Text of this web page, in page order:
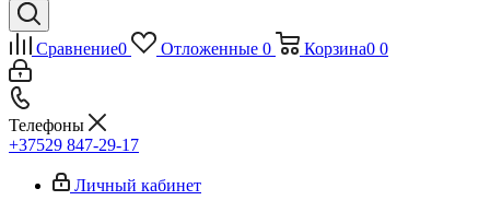
Сравнение0 Отложенные 0 Корзина0 0
Телефоны
+37529 847-29-17‬
Личный кабинет